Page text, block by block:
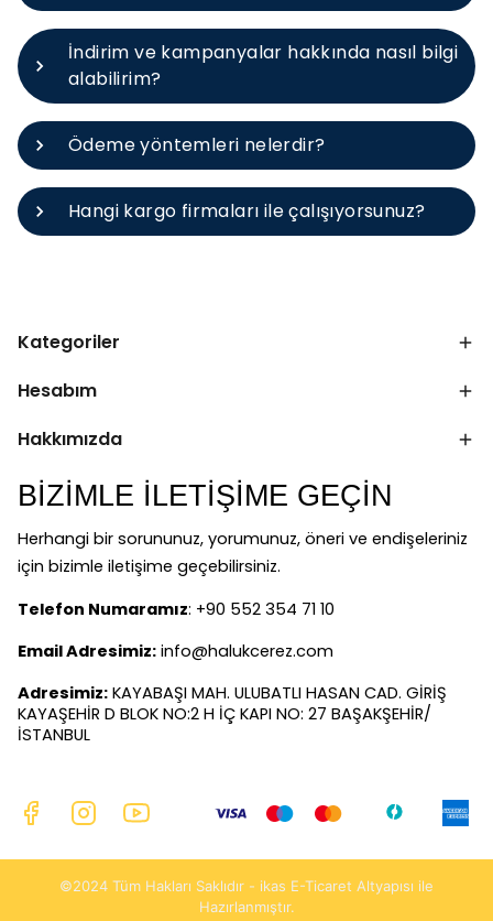
İndirim ve kampanyalar hakkında nasıl bilgi
alabilirim?
Ödeme yöntemleri nelerdir?
Hangi kargo firmaları ile çalışıyorsunuz?
Kategoriler
Hesabım
Hakkımızda
BİZİMLE İLETİŞİME GEÇİN
Herhangi bir sorununuz, yorumunuz, öneri ve endişeleriniz
için bizimle iletişime geçebilirsiniz.
Telefon Numaramız: +90 552 354 71 10
Email Adresimiz: info@halukcerez.com
Adresimiz: KAYABAŞI MAH. ULUBATLI HASAN CAD. GİRİŞ
KAYAŞEHİR D BLOK NO:2 H İÇ KAPI NO: 27 BAŞAKŞEHİR/
İSTANBUL
©2024 Tüm Hakları Saklıdır - ikas E-Ticaret Altyapısı ile
Hazırlanmıştır.